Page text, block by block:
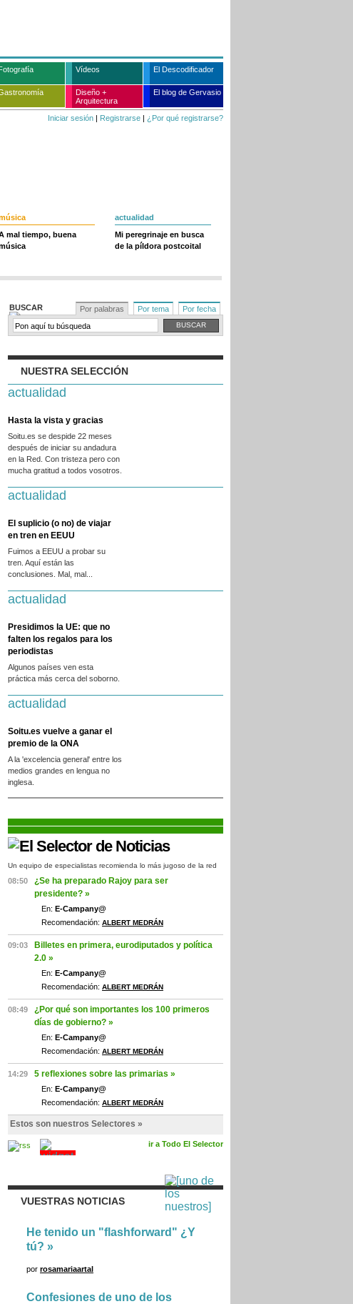
Vídeos El Descodificador
Diseño +
Arquitectura
El blog de Gervasio
Iniciar sesión | Registrarse | ¿Por qué registrarse?
mal tiempo, buena
actualidad
Mi peregrinaje en busca
de la píldora postcoital
BUSCAR Por palabras Por tema Por fecha
NUESTRA SELECCIÓN
actualidad
Hasta la vista y gracias
Soitu.es se despide 22 meses
después de iniciar su andadura
en la Red. Con tristeza pero con
mucha gratitud a todos vosotros.
actualidad
El suplicio (o no) de viajar
en tren en EEUU
Fuimos a EEUU a probar su
tren. Aquí están las
conclusiones. Mal, mal...
actualidad
Presidimos la UE: que no
falten los regalos para los
periodistas
Algunos países ven esta
práctica más cerca del soborno.
actualidad
Soitu.es vuelve a ganar el
premio de la ONA
A la 'excelencia general' entre los
medios grandes en lengua no
inglesa.
Un equipo de especialistas recomienda lo más jugoso de la red
08:50
¿Se ha preparado Rajoy para ser
presidente? »
En: E-Campany@
Recomendación: ALBERT MEDRÁN
09:03
Billetes en primera, eurodiputados y política
2.0 »
En: E-Campany@
Recomendación: ALBERT MEDRÁN
08:49
¿Por qué son importantes los 100 primeros
días de gobierno? »
En: E-Campany@
Recomendación: ALBERT MEDRÁN
14:29 5 reflexiones sobre las primarias »
En: E-Campany@
Recomendación: ALBERT MEDRÁN
Estos son nuestros Selectores »
ir a Todo El Selector
VUESTRAS NOTICIAS
He tenido un "flashforward" ¿Y
tú? »
por rosamariaartal
Confesiones de uno de los